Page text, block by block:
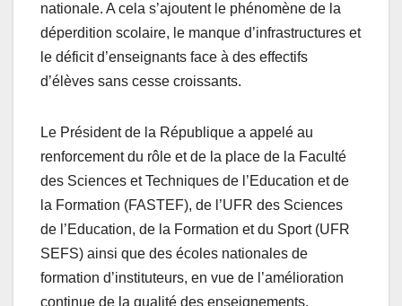
nationale. A cela s’ajoutent le phénomène de la
déperdition scolaire, le manque d’infrastructures et
le déficit d’enseignants face à des effectifs
d’élèves sans cesse croissants.
Le Président de la République a appelé au
renforcement du rôle et de la place de la Faculté
des Sciences et Techniques de l’Education et de
la Formation (FASTEF), de l’UFR des Sciences
de l’Education, de la Formation et du Sport (UFR
SEFS) ainsi que des écoles nationales de
formation d’instituteurs, en vue de l’amélioration
continue de la qualité des enseignements.